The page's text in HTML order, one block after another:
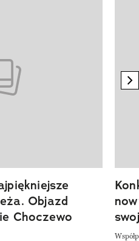
Objazd
Choczewo